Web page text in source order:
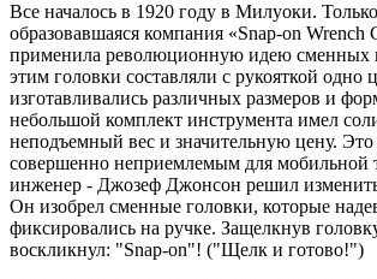
Все началось в 1920 году в Милуоки.
образовавшаяся компания «Snap-on Wrench
применила революционную идею сменных
этим головки составляли с рукояткой одно
изготавливались различных размеров и
небольшой комплект инструмента имел
неподъемный вес и значительную цену. Это
совершенно неприемлемым для мобильной
инженер - Джозеф Джонсон решил
Он изобрел сменные головки, которые
фиксировались на ручке. Защелкнув
воскликнул: "Snap-on"! ("Щелк и готово!")